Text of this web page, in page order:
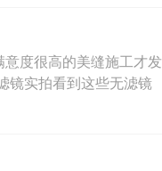
度很高的美缝施工才发
镜实拍看到这些无滤镜